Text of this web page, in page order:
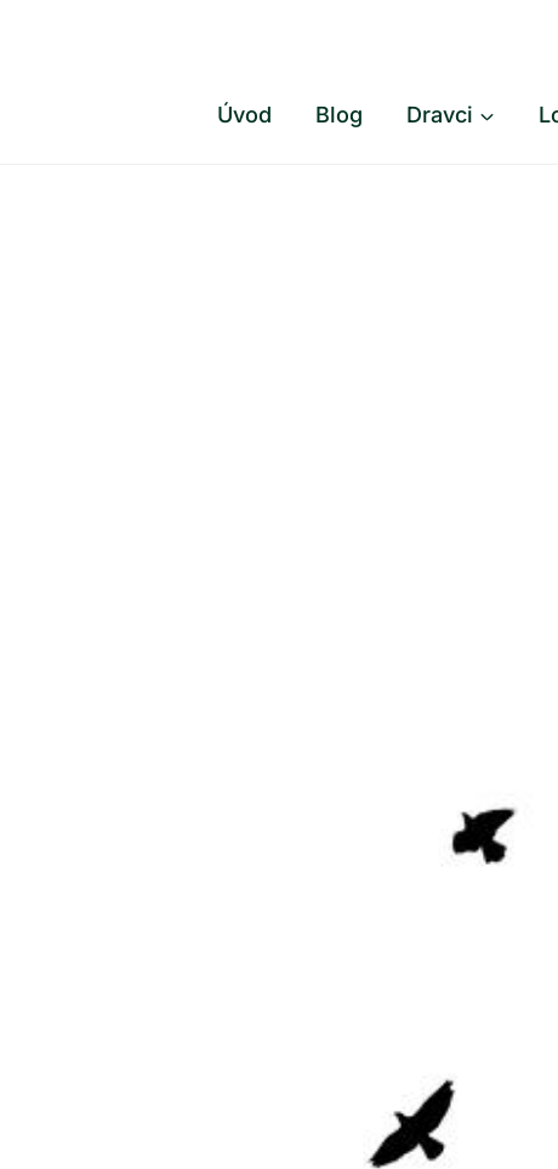
Úvod Blog Dravci